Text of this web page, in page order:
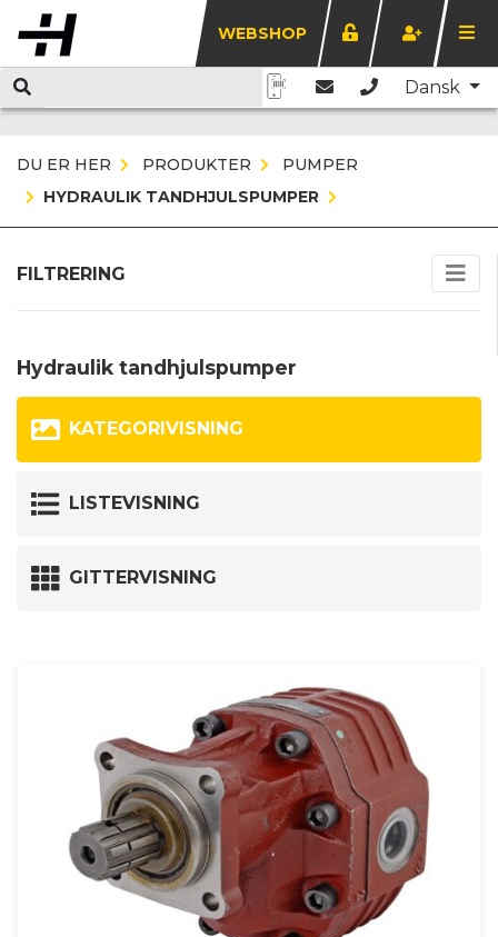
WEBSHOP
Dansk
DU ER HER PRODUKTER
PUMPER
HYDRAULIK TANDHJULSPUMPER
FILTRERING
Hydraulik tandhjulspumper
KATEGORIVISNING
LISTEVISNING
GITTERVISNING